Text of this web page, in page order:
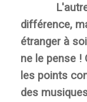
L'autre
différence,
étranger à
ne le pense !
les points
des